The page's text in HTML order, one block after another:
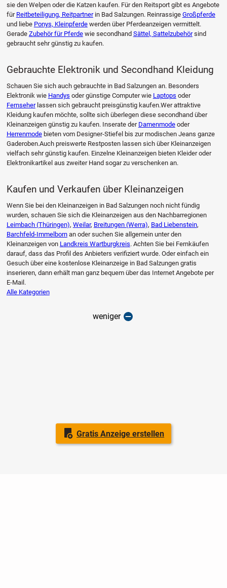
Gratis Anzeige erstellen
sie den Welpen oder die Katzen kaufen. Für den Reitsport gibt es Angebote
für Reitbeteiligung, Reitpartnerin Bad Salzungen. Reinrassige Großpferde
und liebe Ponys, Kleinpferdewerden über Pferdeanzeigen vermittelt.
Gerade Zubehör für Pferdewie secondhand Sättel, Sattelzubehörsind
gebraucht sehr günstig zu kaufen.
Gebrauchte Elektronik und Secondhand Kleidung
Schauen Sie sich auch gebrauchte in Bad Salzungen an. Besonders
Elektronik wie Handys oder günstige Computer wie Laptops oder
Fernseherlassen sich gebraucht preisgünstig kaufen.Wer attraktive
Kleidung kaufen möchte, sollte sich überlegen diese secondhand über
Kleinanzeigen günstig zu kaufen. Inserate der Damenmodeoder
Herrenmodebieten vom Designer-Stiefel bis zur modischen Jeans ganze
Gaderoben.Auch preiswerte Restposten lassen sich über Kleinanzeigen
vielfach sehr günstig kaufen. Einzelne Kleinanzeigen bieten Kleider oder
Elektronikartikel aus zweiter Hand sogar zu verschenken an.
Kaufen und Verkaufen über Kleinanzeigen
Wenn Sie bei den Kleinanzeigen in Bad Salzungen noch nicht fündig
wurden, schauen Sie sich die Kleinanzeigen aus den Nachbarregionen
Leimbach (Thüringen), Weilar, Breitungen (Werra), Bad Liebenstein,
Barchfeld-Immelbornan oder suchen Sie allgemein unter den
Kleinanzeigen von Landkreis Wartburgkreis. Achten Sie bei Fernkäufen
darauf, dass das Profil des Anbieters verifiziert wurde. Oder einfach ein
Gesuch über eine kostenlose Kleinanzeige in Bad Salzungen gratis
inserieren, dann erhält man ganz bequem über das Internet Angebote per
E-Mail.
Alle Kategorien
weniger